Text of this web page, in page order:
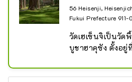
56 Heisenji,
Fukui Prefecture 911-
วัดเฮเซ็นจิเป็นวั
บูชาฮาคุซัง ตั้งอยู่
2,702 ม.)